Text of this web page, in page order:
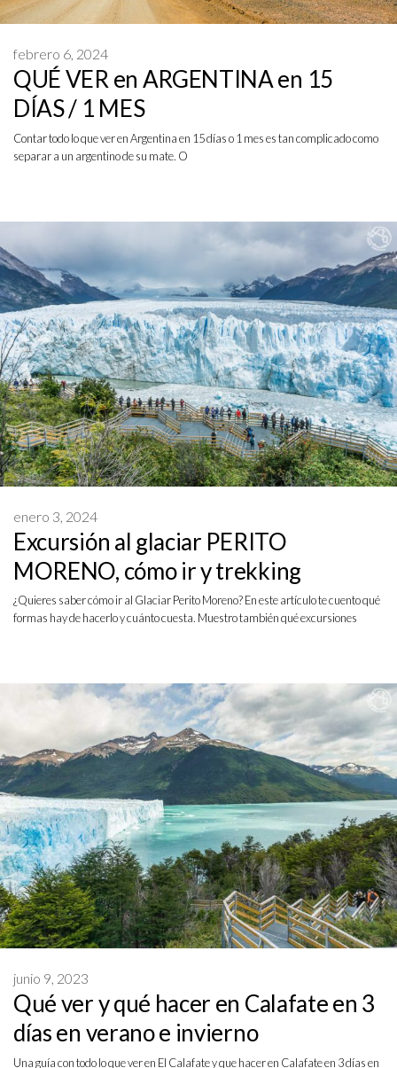
QUÉ VER en ARGENTINA en 15
DÍAS / 1 MES
febrero 6, 2024
Contar todo lo que ver en Argentina en 15 días o 1 mes es tan complicado como
separar a un argentino de su mate. O
Excursión al glaciar PERITO
MORENO, cómo ir y trekking
enero 3, 2024
¿Quieres saber cómo ir al Glaciar Perito Moreno? En este artículo te cuento qué
formas hay de hacerlo y cuánto cuesta. Muestro también qué excursiones
Qué ver y qué hacer en Calafate en 3
días en verano e invierno
junio 9, 2023
Una guía con todo lo que ver en El Calafate y que hacer en Calafate en 3 días en